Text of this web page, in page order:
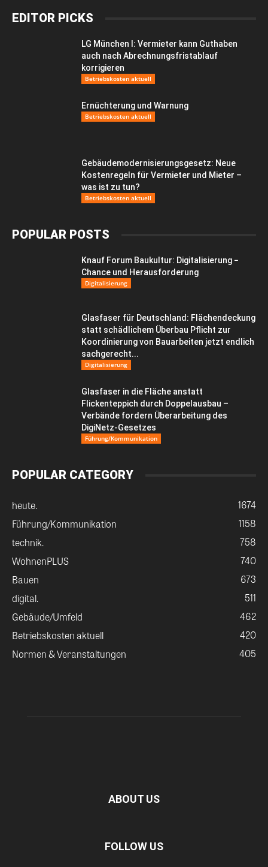
EDITOR PICKS
LG München I: Vermieter kann Guthaben
auch nach Abrechnungsfristablauf
korrigieren
Betriebskosten aktuell
Ernüchterung und Warnung
Betriebskosten aktuell
Gebäudemodernisierungsgesetz: Neue
Kostenregeln für Vermieter und Mieter –
was ist zu tun?
Betriebskosten aktuell
POPULAR POSTS
Knauf Forum Baukultur: Digitalisierung −
Chance und Herausforderung
Digitalisierung
Glasfaser für Deutschland: Flächendeckung
statt schädlichem Überbau Pflicht zur
Koordinierung von Bauarbeiten jetzt endlich
sachgerecht...
Digitalisierung
Glasfaser in die Fläche anstatt
Flickenteppich durch Doppelausbau –
Verbände fordern Überarbeitung des
DigiNetz-Gesetzes
Führung/Kommunikation
POPULAR CATEGORY
heute.
1674
Führung/Kommunikation
1158
technik.
758
WohnenPLUS
740
Bauen
673
digital.
511
Gebäude/Umfeld
462
Betriebskosten aktuell
420
Normen & Veranstaltungen
405
ABOUT US
FOLLOW US